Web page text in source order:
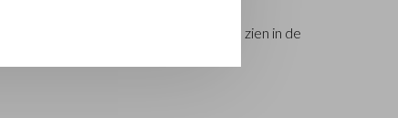
in het vaandel. Iets wat ook is terug te zien in de